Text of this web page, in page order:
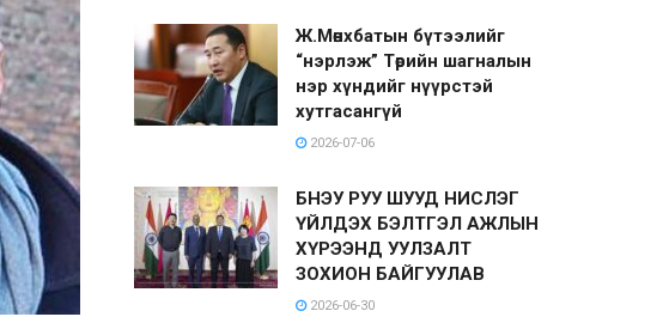
Ж.Мөнхбатын бүтээлийг
“нэрлэж” Төрийн шагналын
нэр хүндийг нүүрстэй
хутгасангүй
2026-07-06
БНЭУ РУУ ШУУД НИСЛЭГ
ҮЙЛДЭХ БЭЛТГЭЛ АЖЛЫН
ХҮРЭЭНД УУЛЗАЛТ
ЗОХИОН БАЙГУУЛАВ
2026-06-30